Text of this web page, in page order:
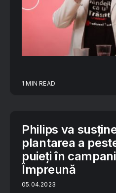
1 MIN READ
Philips va
plantarea a
puieți în
Împreună
05.04.2023